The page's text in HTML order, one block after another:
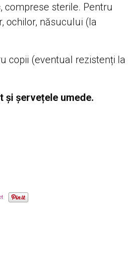
, comprese sterile. Pentru
ochilor, năsucului (la
copii (eventual rezistenți la
și șervețele umede.